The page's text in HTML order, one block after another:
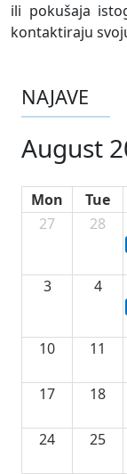
ili pokušaja
kontaktiraju
NAJAVE
August
Mon Tue
27
28
3 4
10 11
17 18
24 25